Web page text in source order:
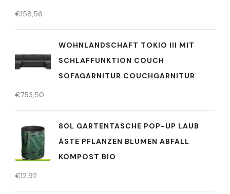
€158,56
WOHNLANDSCHAFT TOKIO III MIT
SCHLAFFUNKTION COUCH
SOFAGARNITUR COUCHGARNITUR
€753,50
80L GARTENTASCHE POP-UP LAUB
ÄSTE PFLANZEN BLUMEN ABFALL
KOMPOST BIO
€12,92